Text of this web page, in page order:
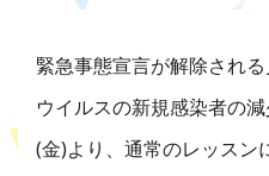
緊急事態宣言が解除され
ウイルスの新規感染者の
(金)より、通常のレッスン